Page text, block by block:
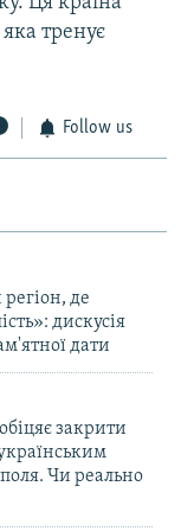
тренує
Follow us
де
дискусія
дати
закрити
Чи реально